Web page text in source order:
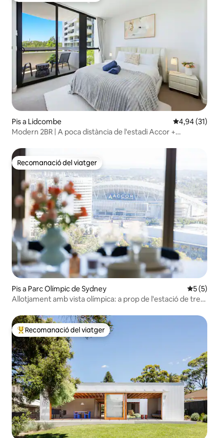
Pis a Lidcombe 4,94 de
4,94 (31)
Modern 2BR | A poca distància de l'estadi Accor +
Recomanació del viatger
Recomanació del viatger
Pis a Parc Olímpic de Sydney 5 de
5 (5)
Allotjament amb vista olímpica: a prop de l'estació de tren
Principals recomanacions dels viatgers
Recomanació del viatger